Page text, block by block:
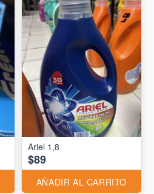
Ariel 1,8
$89
AÑADIR AL CARRITO